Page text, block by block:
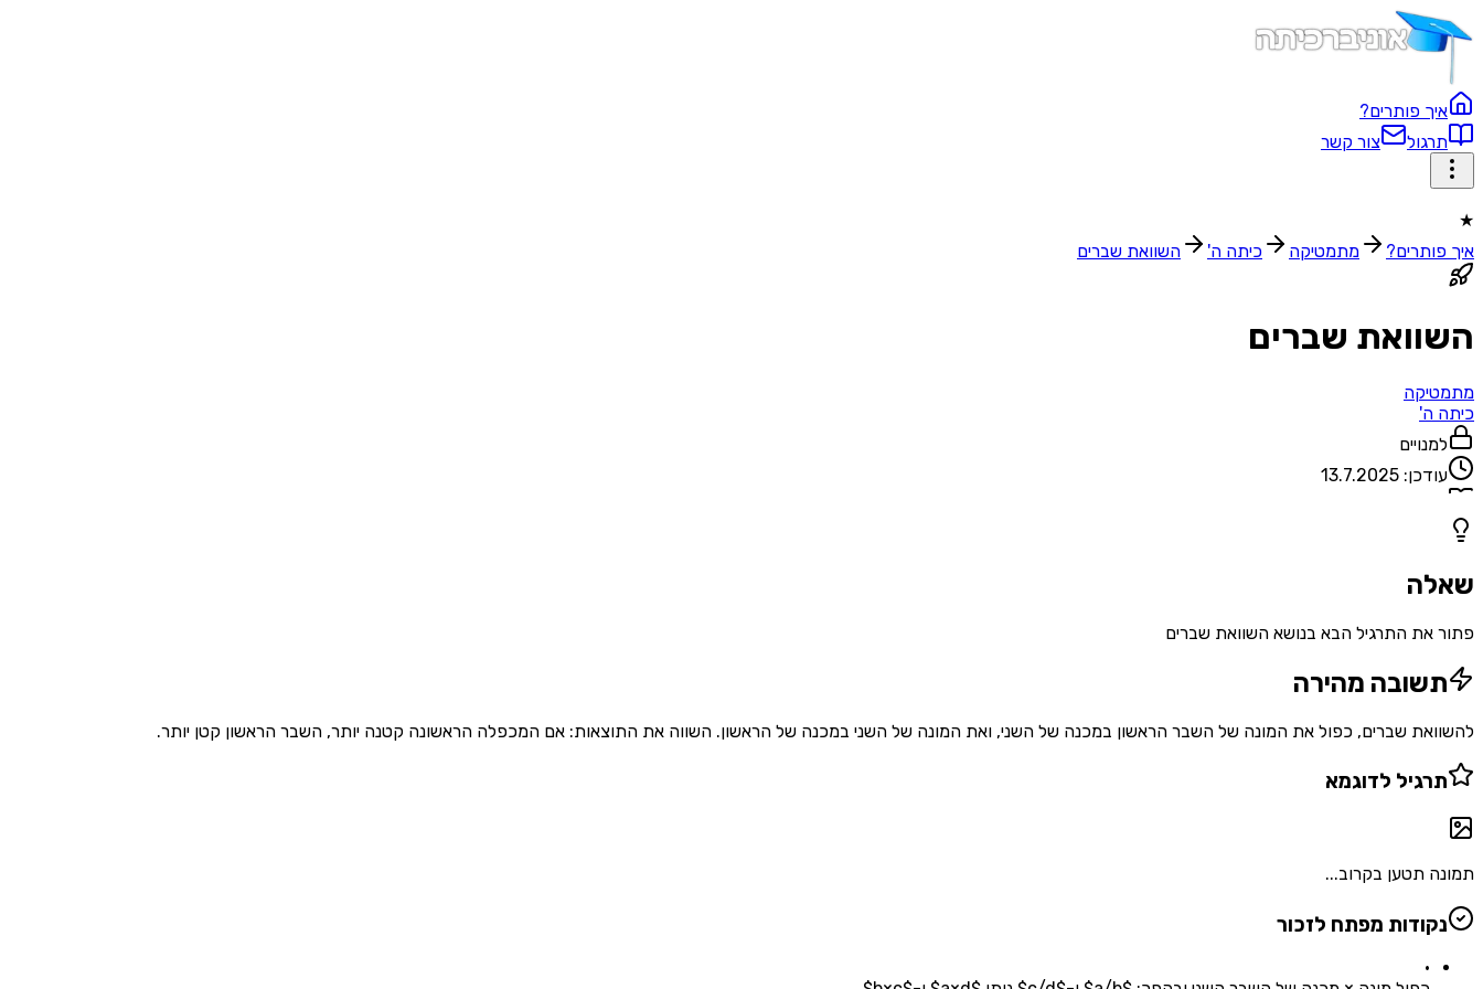
איך פותרים?
תרגול
צור קשר
★
איך פותרים?
מתמטיקה כיתה ה' השוואת שברים
השוואת שברים
מתמטיקה
כיתה ה'
למנויים
עודכן: 13.7.2025
שאלה
פתור את התרגיל הבא בנושא השוואת שברים
תשובה מהירה
להשוואת שברים, כפול את המונה של השבר הראשון במכנה של השני, ואת המונה של השני במכנה של הראשון. השווה את התוצאות: אם המכפלה הראשונה קטנה יותר, השבר הראשון קטן יותר.
תרגיל לדוגמא
תמונה תטען בקרוב...
נקודות מפתח לזכור
•